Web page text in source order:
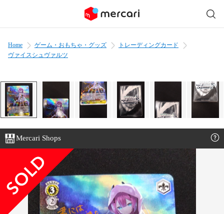
Home ゲーム・おもちゃ・グッズ
トレーディングカード
ヴァイスシュヴァルツ
Mercari Shops